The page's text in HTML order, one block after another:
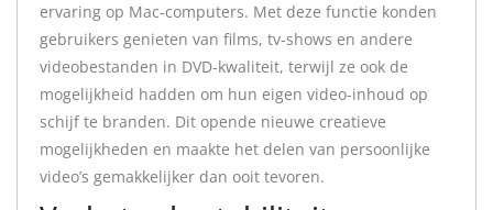
ervaring op Mac-computers. Met deze functie konden
gebruikers genieten van films, tv-shows en andere
videobestanden in DVD-kwaliteit, terwijl ze ook de
mogelijkheid hadden om hun eigen video-inhoud op
schijf te branden. Dit opende nieuwe creatieve
mogelijkheden en maakte het delen van persoonlijke
video’s gemakkelijker dan ooit tevoren.